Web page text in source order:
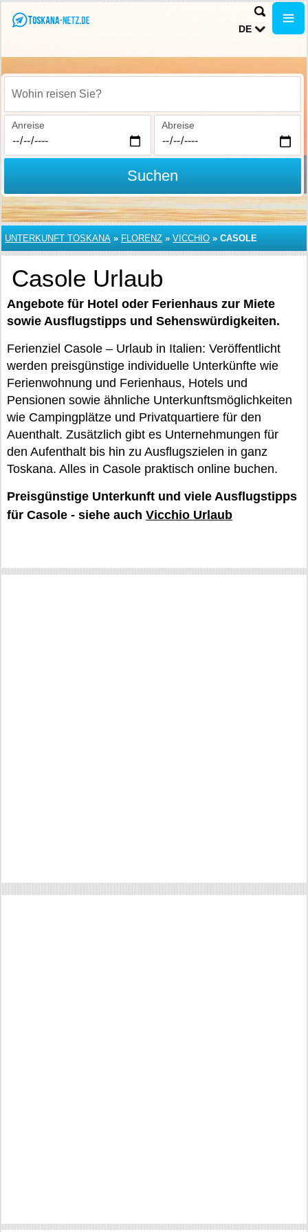
DE
Wohin reisen Sie?
Anreise Abreise
Suchen
UNTERKUNFT TOSKANA » FLORENZ » VICCHIO » CASOLE
Casole Urlaub
Angebote für Hotel oder Ferienhaus zur Miete
sowie Ausflugstipps und Sehenswürdigkeiten.
Ferienziel Casole – Urlaub in Italien: Veröffentlicht
werden preisgünstige individuelle Unterkünfte wie
Ferienwohnung und Ferienhaus, Hotels und
Pensionen sowie ähnliche Unterkunftsmöglichkeiten
wie Campingplätze und Privatquartiere für den
Auenthalt. Zusätzlich gibt es Unternehmungen für
den Aufenthalt bis hin zu Ausflugszielen in ganz
Toskana. Alles in Casole praktisch online buchen.
Preisgünstige Unterkunft und viele Ausflugstipps
für Casole - siehe auch Vicchio Urlaub